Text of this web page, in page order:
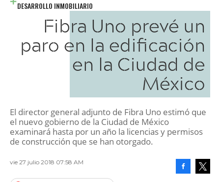
DESARROLLO INMOBILIARIO
Fibra Uno prevé un
paro en la edificación
en la Ciudad de
México
El director general adjunto de Fibra Uno estimó que
el nuevo gobierno de la Ciudad de México
examinará hasta por un año la licencias y permisos
de construcción que se han otorgado.
vie 27 julio 2018 07:58 AM